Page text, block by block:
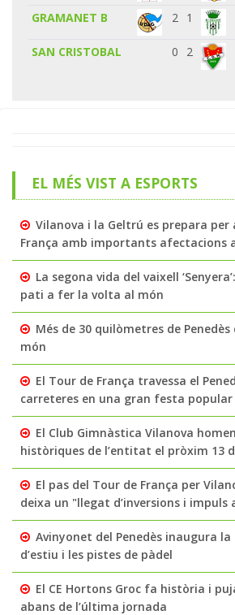
GRAMANET B 2 1
SAN CRISTOBAL 0 2
EL MÉS VIST A ESPORTS
Vilanova i la Geltrú es prepara per
França amb importants afectacions
La segona vida del vaixell
pati a fer la volta al món
Més de 30 quilòmetres de
món
El Tour de França travessa el
carreteres en una gran festa popular
El Club Gimnàstica Vilanova
històriques de l’entitat el pròxim 13
El pas del Tour de França per
deixa un "llegat d’inversions i impuls
Avinyonet del Penedès inaugura la
d’estiu i les pistes de pàdel
El CE Hortons Groc fa història i
abans de l’última jornada